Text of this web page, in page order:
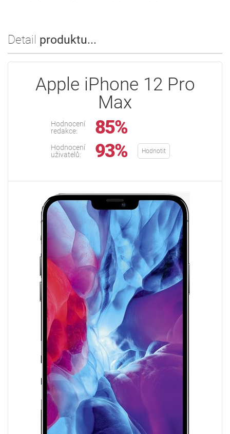
Detail produktu...
Apple iPhone 12 Pro
Max
Hodnocení
redakce:
85%
Hodnocení
uživatelů:
93% Hodnotit